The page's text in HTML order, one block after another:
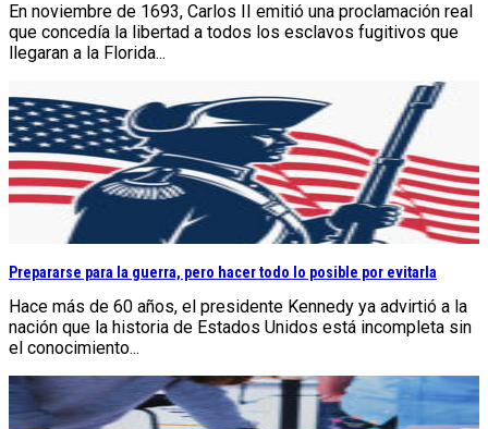
En noviembre de 1693, Carlos II emitió una proclamación real
que concedía la libertad a todos los esclavos fugitivos que
llegaran a la Florida...
Prepararse para la guerra, pero hacer todo lo posible por evitarla
Hace más de 60 años, el presidente Kennedy ya advirtió a la
nación que la historia de Estados Unidos está incompleta sin
el conocimiento...